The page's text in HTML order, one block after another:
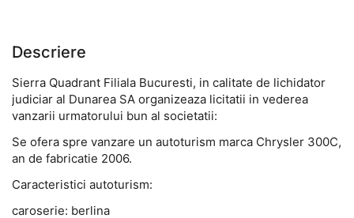
Descriere
Sierra Quadrant Filiala Bucuresti, in calitate de lichidator
judiciar al Dunarea SA organizeaza licitatii in vederea
vanzarii urmatorului bun al societatii:
Se ofera spre vanzare un autoturism marca Chrysler 300C,
an de fabricatie 2006.
Caracteristici autoturism:
caroserie: berlina